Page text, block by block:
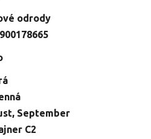
odrody
, September
C2